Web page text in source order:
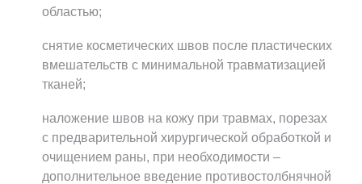
областью;
снятие косметических швов после пластических
вмешательств с минимальной травматизацией
тканей;
наложение швов на кожу при травмах, порезах
с предварительной хирургической обработкой и
очищением раны, при необходимости –
дополнительное введение противостолбнячной